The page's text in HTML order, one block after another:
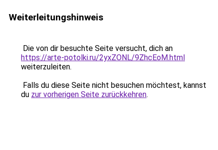
Weiterleitungshinweis
Die von dir besuchte Seite versucht, dich an
https://arte-potolki.ru/2yxZONL/9ZhcEoM.html
weiterzuleiten.
Falls du diese Seite nicht besuchen möchtest, kannst
du zur vorherigen Seite zurückkehren.